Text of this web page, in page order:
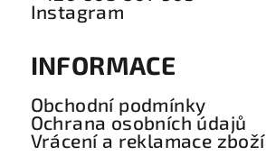
Instagram
INFORMACE
Obchodní podmínky
Ochrana osobních údajů
Vrácení a reklamace zboží